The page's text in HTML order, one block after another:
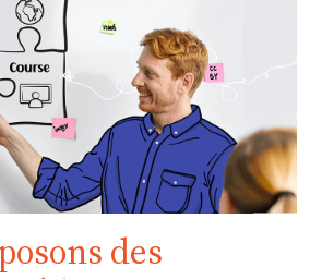
des